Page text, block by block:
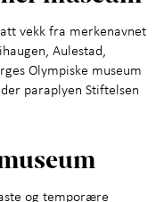
vekk fra merkenavnet
Aulestad,
Olympiske museum
paraplyen Stiftelsen
og temporære